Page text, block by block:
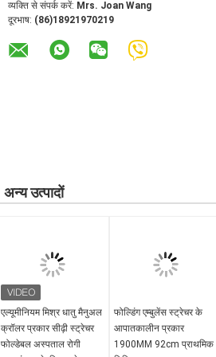
* एम्बुलेंस स्ट्रेचर की सतह समायोज्य पीठ है जिससे
* यांत्रिक फोल्डेबल पैरों को एम्बुलेंस स्ट्रेचर के दोनों
व्यक्ति से संपर्क करें: Mrs. Joan Wang
दूरभाष: (86)18921970219
अन्य उत्पादों
एल्यूमीनियम मिश्र धातु मैनुअल
क्रॉलर प्रकार सीढ़ी स्ट्रेचर
फोल्डेबल अस्पताल रोगी
फोल्डिंग एम्बुलेंस स्ट्रेचर के
आपातकालीन प्रकार
1900MM 92cm प्राथमिक